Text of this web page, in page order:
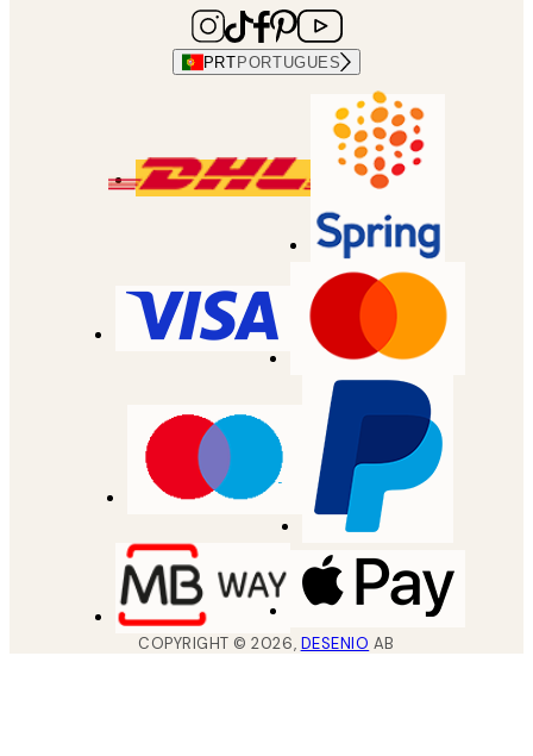
PRT PORTUGUES
COPYRIGHT ©2026, DESENIO AB